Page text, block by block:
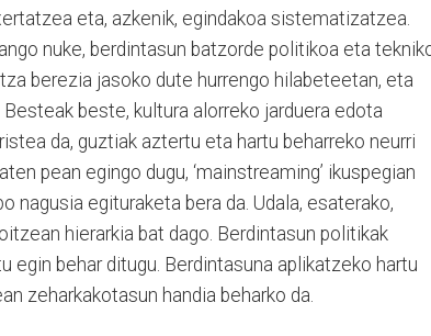
eta, azkenik, egindakoa sistematizatzea.
nuke, berdintasun batzorde politikoa eta
berezia jasoko dute hurrengo hilabeteetan, eta
beste, kultura alorreko jarduera edota
da, guztiak aztertu eta hartu beharreko neurri
pean egingo dugu, ‘mainstreaming’ ikuspegian
nagusia egituraketa bera da. Udala, esaterako,
hierarkia bat dago. Berdintasun politikak
egin behar ditugu. Berdintasuna aplikatzeko hartu
zeharkakotasun handia beharko da.